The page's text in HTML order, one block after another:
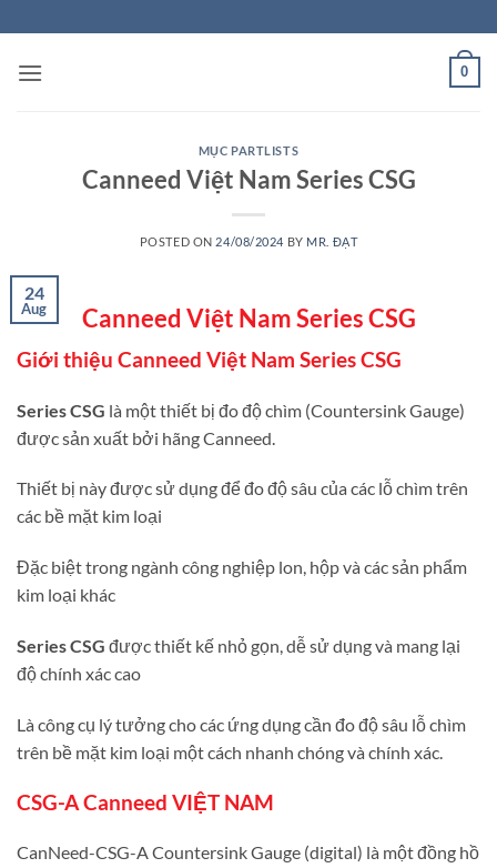
to
content
0
MỤC PARTLISTS
Canneed Việt Nam Series CSG
POSTED ON 24/08/2024 BY MR. ĐẠT
24
Aug Canneed Việt Nam Series CSG
Giới thiệu Canneed Việt Nam Series CSG
Series CSG là một thiết bị đo độ chìm (Countersink Gauge)
được sản xuất bởi hãng Canneed.
Thiết bị này được sử dụng để đo độ sâu của các lỗ chìm trên
các bề mặt kim loại
Đặc biệt trong ngành công nghiệp lon, hộp và các sản phẩm
kim loại khác
Series CSG được thiết kế nhỏ gọn, dễ sử dụng và mang lại
độ chính xác cao
Là công cụ lý tưởng cho các ứng dụng cần đo độ sâu lỗ chìm
trên bề mặt kim loại một cách nhanh chóng và chính xác.
CSG-A Canneed VIỆT NAM
CanNeed-CSG-A Countersink Gauge (digital) là một đồng hồ